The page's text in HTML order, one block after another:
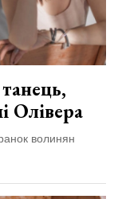
Олівера
волинян